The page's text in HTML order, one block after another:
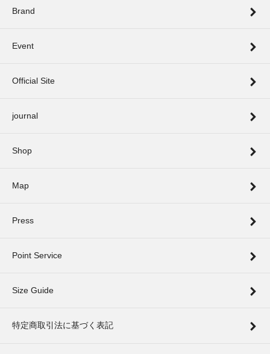
Brand
Event
Official Site
journal
Shop
Map
Press
Point Service
Size Guide
特定商取引法に基づく表記